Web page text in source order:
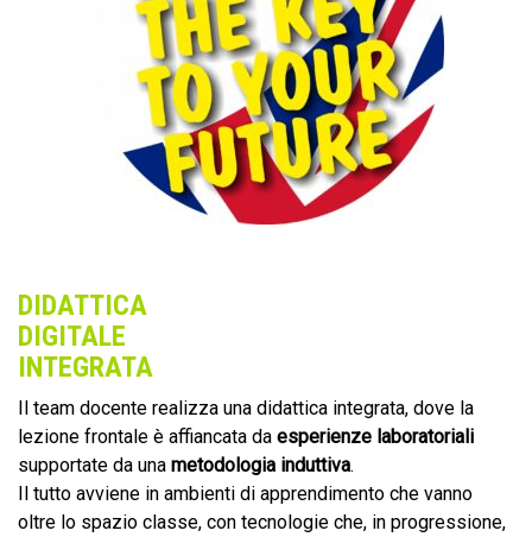
DIDATTICA
DIGITALE
INTEGRATA
Il team docente realizza una didattica integrata, dove la
lezione frontale è affiancata da esperienze laboratoriali
supportate da una metodologia induttiva.
Il tutto avviene in ambienti di apprendimento che vanno
oltre lo spazio classe, con tecnologie che, in progressione,